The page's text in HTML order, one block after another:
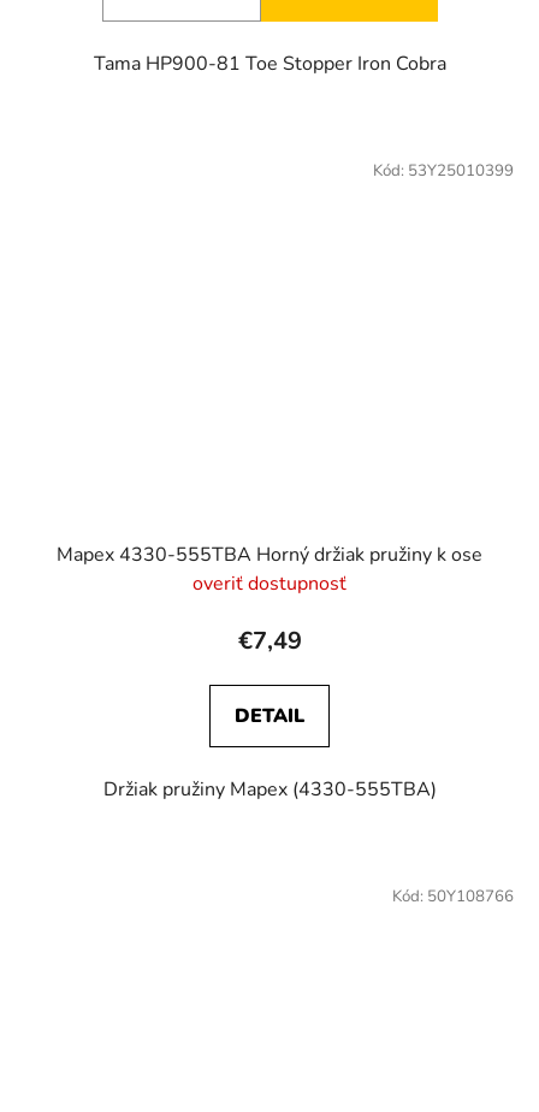
Tama HP900-81 Toe Stopper Iron Cobra
Mapex 4330-555TBA Horný držiak pružiny k ose
overiť dostupnosť
€7,49
DETAIL
Držiak pružiny Mapex (4330-555TBA)
Kód: 53Y25010399
Kód: 50Y108766